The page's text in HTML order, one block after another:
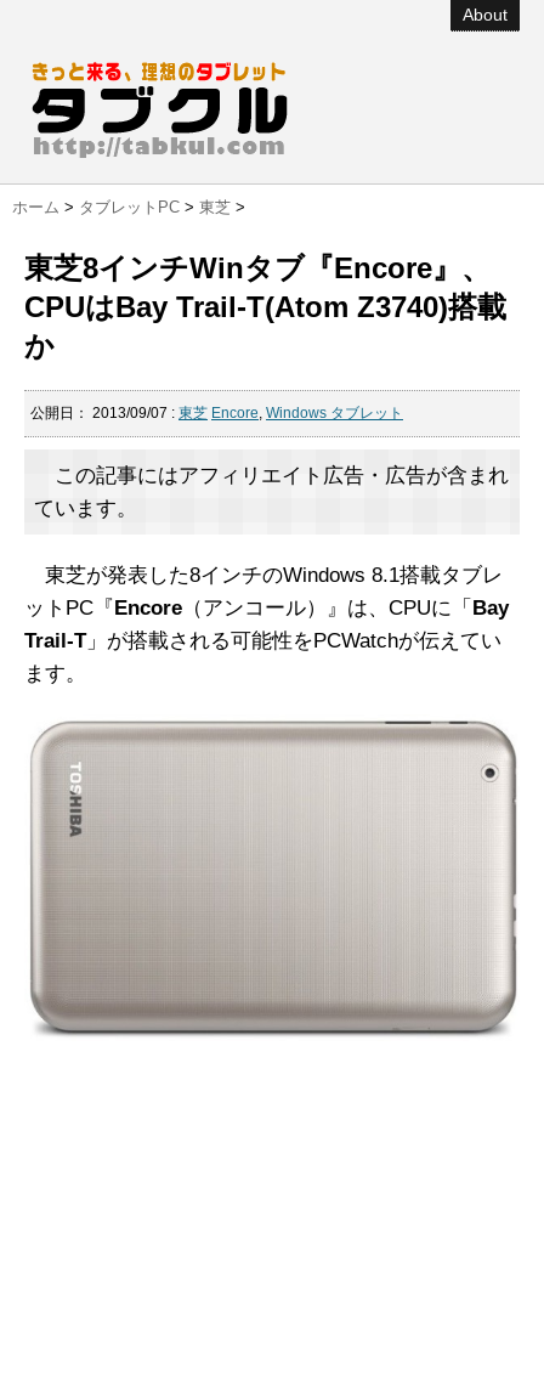
About
ホーム > タブレットPC > 東芝 >
東芝8インチWinタブ『Encore』、
CPUはBay Trail-T(Atom Z3740)搭載
か
公開日： 2013/09/07 : 東芝 Encore, Windows タブレット
この記事にはアフィリエイト広告・広告が含まれ
ています。
東芝が発表した8インチのWindows 8.1搭載タブレ
ットPC『Encore （アンコール）』は、CPUに「 Bay
Trail-T」が搭載される可能性をPCWatchが伝えてい
ます。